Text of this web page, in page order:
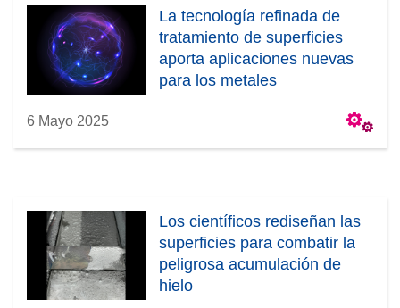
La tecnología refinada de
tratamiento de superficies
aporta aplicaciones nuevas
para los metales
6 Mayo 2025
Los científicos rediseñan las
superficies para combatir la
peligrosa acumulación de
hielo